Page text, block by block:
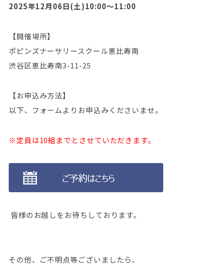
2025年12月06日(土)10:00～11:00
【開催場所】
ポピンズナーサリースクール恵比寿南
渋谷区恵比寿南3-11-25
【お申込み方法】
以下、フォームよりお申込みくださいませ。
※定員は10組までとさせていただきます。
皆様のお越しをお待ちしております。
その他、ご不明点等ございましたら、